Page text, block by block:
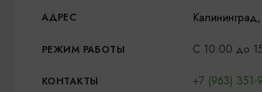
АДРЕС
РЕЖИМ РАБОТЫ С 10:00 до
КОНТАКТЫ +7 (963) 351-